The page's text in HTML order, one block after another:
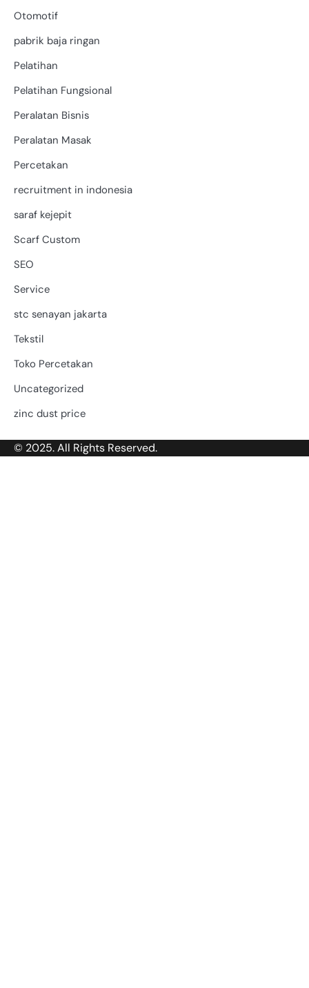
Otomotif
pabrik baja ringan
Pelatihan
Pelatihan Fungsional
Peralatan Bisnis
Peralatan Masak
Percetakan
recruitment in indonesia
saraf kejepit
Scarf Custom
SEO
Service
stc senayan jakarta
Tekstil
Toko Percetakan
Uncategorized
zinc dust price
© 2025. All Rights Reserved.